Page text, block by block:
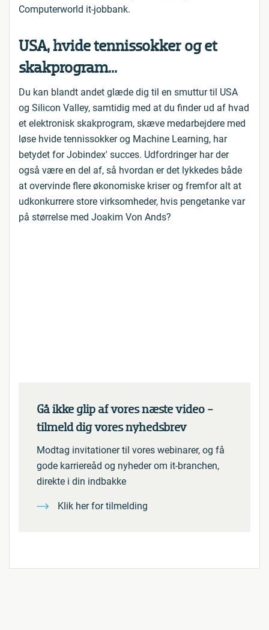
Computerworld it-jobbank.
USA, hvide tennissokker og et
skakprogram...
Du kan blandt andet glæde dig til en smuttur til USA
og Silicon Valley, samtidig med at du finder ud af hvad
et elektronisk skakprogram, skæve medarbejdere med
løse hvide tennissokker og Machine Learning, har
betydet for Jobindex' succes. Udfordringer har der
også være en del af, så hvordan er det lykkedes både
at overvinde flere økonomiske kriser og fremfor alt at
udkonkurrere store virksomheder, hvis pengetanke var
på størrelse med Joakim Von Ands?
Gå ikke glip af vores næste video -
tilmeld dig vores nyhedsbrev
Modtag invitationer til vores webinarer, og få
gode karriereåd og nyheder om it-branchen,
direkte i din indbakke
Klik her for tilmelding